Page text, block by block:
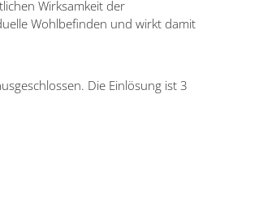
Wirksamkeit der
Wohlbefinden und wirkt damit
Die Einlösung ist 3